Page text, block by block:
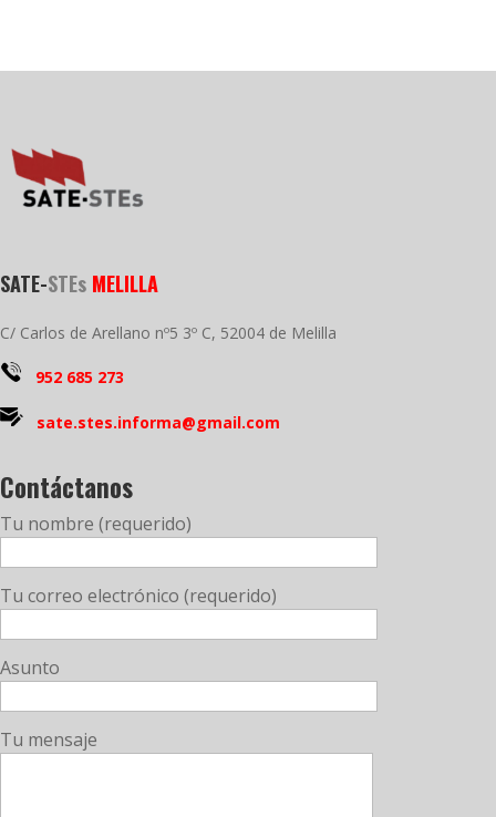
SATE-STEs MELILLA
C/ Carlos de Arellano nº5 3º C, 52004 de Melilla
952 685 273
sate.stes.informa@gmail.com
Contáctanos
Tu nombre (requerido)
Tu correo electrónico (requerido)
Asunto
Tu mensaje